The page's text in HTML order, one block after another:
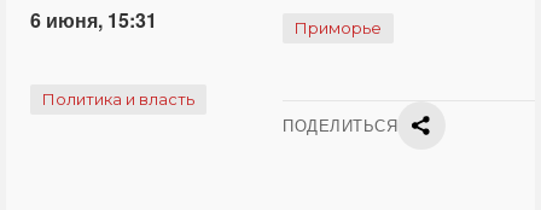
6 июня, 15:31 Приморье
Политика и власть
ПОДЕЛИТЬСЯ